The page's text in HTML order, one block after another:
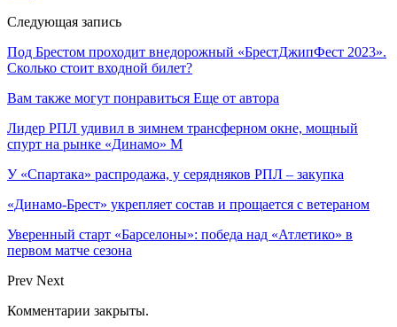
Следующая запись
Под Брестом проходит внедорожный «БрестДжипФест 2023».
Сколько стоит входной билет?
Вам также могут понравиться Еще от автора
Лидер РПЛ удивил в зимнем трансферном окне, мощный
спурт на рынке «Динамо» М
У «Спартака» распродажа, у серядняков РПЛ – закупка
«Динамо-Брест» укрепляет состав и прощается с ветераном
Уверенный старт «Барселоны»: победа над «Атлетико» в
первом матче сезона
Prev Next
Комментарии закрыты.